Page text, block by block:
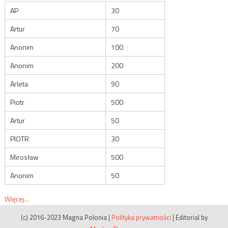
AP
30
Artur
70
Anonim
100
Anonim
200
Arleta
90
Piotr
500
Artur
50
PIOTR
30
Mirosław
500
Anonim
50
Więcej...
(c) 2016-2023 Magna Polonia | Polityka prywatności | Editorial by